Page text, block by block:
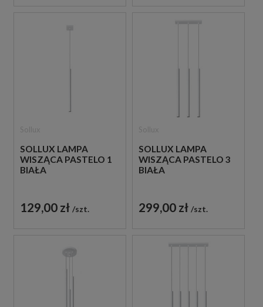
SOLLUX LAMPA
WISZĄCA PASTELO 1
BIAŁA
129,00 zł szt.
SOLLUX LAMPA
WISZĄCA PASTELO 3
BIAŁA
299,00 zł szt.